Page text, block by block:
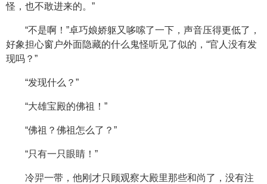
怪，也不敢进来的。”
“不是啊！”卓巧娘娇躯又哆嗦了一下，声音压得更低了，
好象担心窗户外面隐藏的什么鬼怪听见了似的，“官人没有发
现吗？”
“发现什么？”
“大雄宝殿的佛祖！”
“佛祖？佛祖怎么了？”
“只有一只眼睛！”
冷羿一带，他刚才只顾观察大殿里那些和尚了，没有注